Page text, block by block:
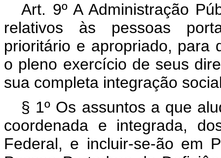
Art. 9º A Administração
relativos às pessoas
prioritário e apropriado, para
o pleno exercício de seus
sua completa integração
§ 1º Os assuntos a que
coordenada e integrada,
Federal, e incluir-se-ão em